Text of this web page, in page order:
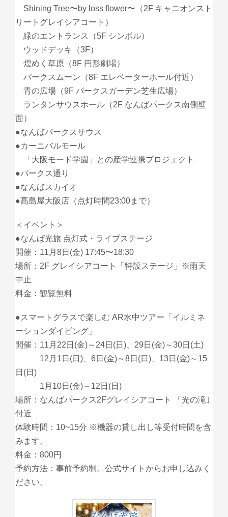
Shining Tree〜by loss flower〜（2F キャニオンスト
リートグレイシアコート）
緑のエントランス（5F シンボル）
ウッドデッキ（3F）
煌めく草原（8F 円形劇場）
パークスムーン（8F エレベーターホール付近）
青の広場（9F パークスガーデン芝生広場）
ランタンサウスホール（2F なんばパークス南側壁
面）
●なんばパークスサウス
●カーニバルモール
「大阪モード学園」との産学連携プロジェクト
●パークス通り
●なんばスカイオ
●髙島屋大阪店（点灯時間23:00まで）
＜イベント＞
●なんば光旅 点灯式・ライブステージ
開催：11月8日(金) 17:45〜18:30
場所：2F グレイシアコート「特設ステージ」※雨天
中止
料金：観覧無料
●スマートグラスで楽しむ AR水中ツアー「イルミネ
ーションダイビング」
開催：11月22日(金)～24日(日)、29日(金)～30日(土)
12月1日(日)、6日(金)～8日(日)、13日(金)～15
日(日)
1月10日(金)～12日(日)
場所：なんばパークス2Fグレイシアコート 「光の滝｣
付近
体験時間：10~15分 ※機器の貸し出し等受付時間を含
みます。
料金：800円
予約方法：事前予約制。公式サイトからお申し込みく
ださい。